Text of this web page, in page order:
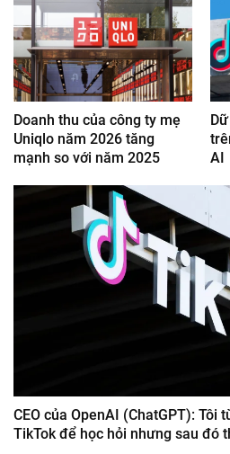
Doanh thu của công ty mẹ
Uniqlo năm 2026 tăng
mạnh so với năm 2025
AI
CEO của OpenAI (ChatGPT): Tôi
TikTok để học hỏi nhưng sau đó